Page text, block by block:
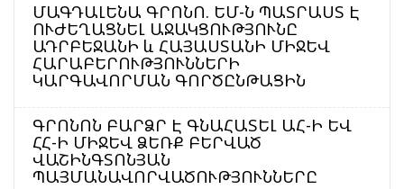
ՄԱԳԴԱԼԵՆԱ ԳՐՈՆՈ. ԵՄ-Ն ՊԱՏՐԱՍՏ Է
ՈՒԺԵՂԱՑՆԵԼ ԱՋԱԿՑՈՒԹՅՈՒՆԸ
ԱԴՐԲԵՋԱՆԻ և ՀԱՅԱՍՏԱՆԻ ՄԻՋԵՎ
ՀԱՐԱԲԵՐՈՒԹՅՈՒՆՆԵՐԻ
ԿԱՐԳԱՎՈՐՄԱՆ ԳՈՐԾԸՆԹԱՑԻՆ
ԳՐՈՆՈՆ ԲԱՐՁՐ Է ԳՆԱՀԱՏԵԼ ԱՀ-Ի ԵՎ
ՀՀ-Ի ՄԻՋԵՎ ՁԵՌՔ ԲԵՐՎԱԾ
ՎԱՇԻՆԳՏՈՆՅԱՆ
ՊԱՅՄԱՆԱՎՈՐՎԱԾՈՒԹՅՈՒՆՆԵՐԸ